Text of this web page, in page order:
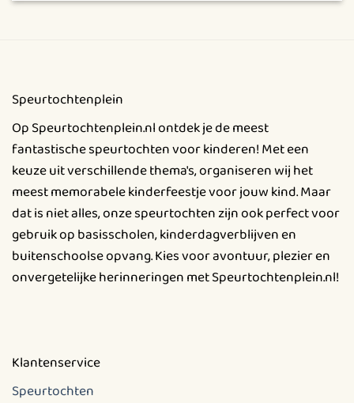
product
optie
kan
gekozen
worden
op
de
productpagina
Speurtochtenplein
Op Speurtochtenplein.nl ontdek je de meest
fantastische speurtochten voor kinderen! Met een
keuze uit verschillende thema's, organiseren wij het
meest memorabele kinderfeestje voor jouw kind. Maar
dat is niet alles, onze speurtochten zijn ook perfect voor
gebruik op basisscholen, kinderdagverblijven en
buitenschoolse opvang. Kies voor avontuur, plezier en
onvergetelijke herinneringen met Speurtochtenplein.nl!
Klantenservice
Speurtochten